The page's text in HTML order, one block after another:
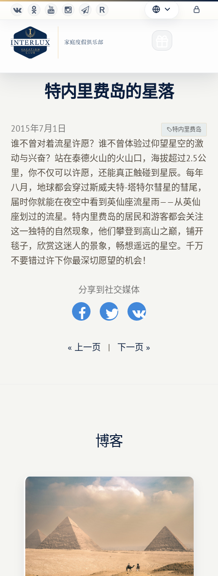
优点
合作伙伴
Благотворительность
特内里费岛的星落
2015年7月1日 特内里费岛
谁不曾对着流星许愿？谁不曾体验过仰望星空的激
动与兴奋？站在泰德火山的火山口，海拔超过2.5公
里，你不仅可以许愿，还能真正触碰到星辰。每年
八月，地球都会穿过斯威夫特-塔特尔彗星的彗尾，
届时你就能在夜空中看到英仙座流星雨——从英仙
座划过的流星。特内里费岛的居民和游客都会关注
这一独特的自然现象，他们攀登到高山之巅，铺开
毯子，欣赏这迷人的景象，畅想遥远的星空。千万
不要错过许下你最深切愿望的机会！
分享到社交媒体
« 上一页 | 下一页 »
博客